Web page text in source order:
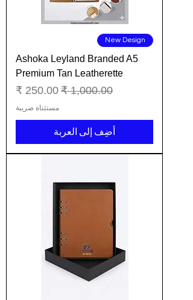
New Design
Ashoka Leyland Branded A5
Premium Tan Leatherette
سعر عادي سعر البيع
مستثناة ضريبة
أضِف إلى العربة